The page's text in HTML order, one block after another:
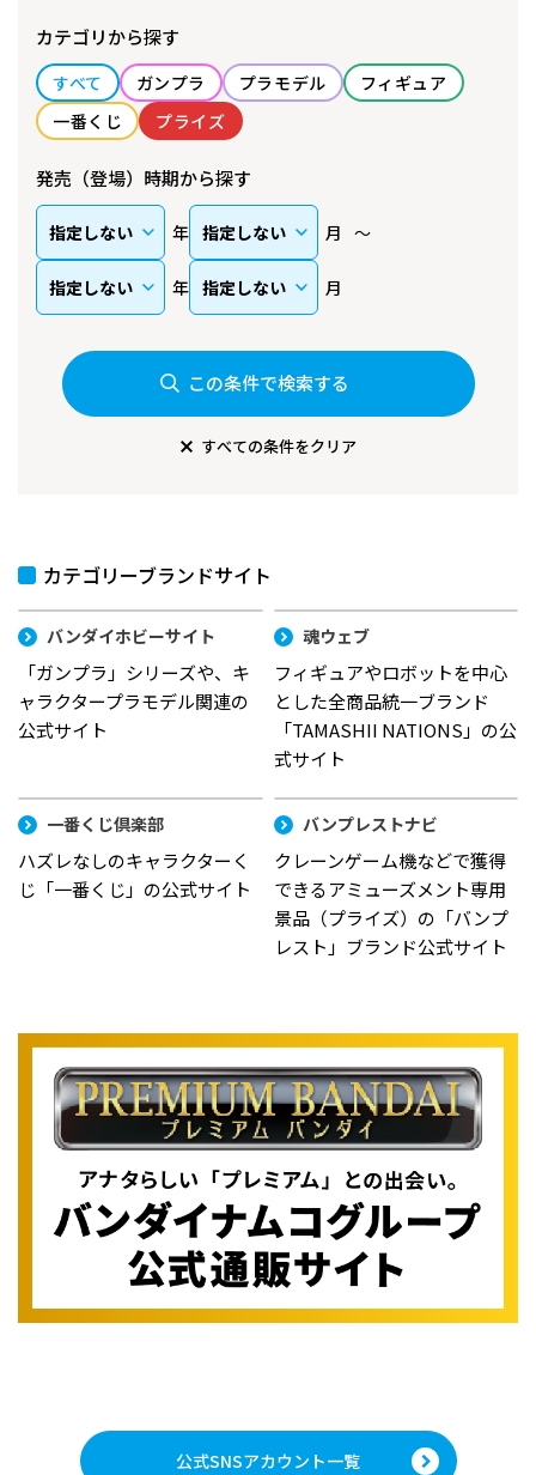
カテゴリから探す
すべて ガンプラ プラモデル
フィギュア
一番くじ
プライズ
発売（登場）時期から探す
年 月
年 月
この条件で検索する
すべての条件をクリア
カテゴリーブランドサイト
バンダイホビーサイト
「ガンプラ」シリーズや、キ
ャラクタープラモデル関連の
公式サイト
魂ウェブ
フィギュアやロボットを中心
とした全商品統一ブランド
「TAMASHII NATIONS」の公
式サイト
一番くじ倶楽部
ハズレなしのキャラクターく
じ「一番くじ」の公式サイト
バンプレストナビ
クレーンゲーム機などで獲得
できるアミューズメント専用
景品（プライズ）の「バンプ
レスト」ブランド公式サイト
公式SNSアカウント一覧